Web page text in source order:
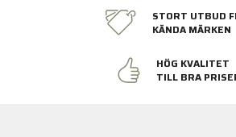
STORT UTBUD
KÄNDA MÄRKEN
HÖG KVALITET
TILL BRA